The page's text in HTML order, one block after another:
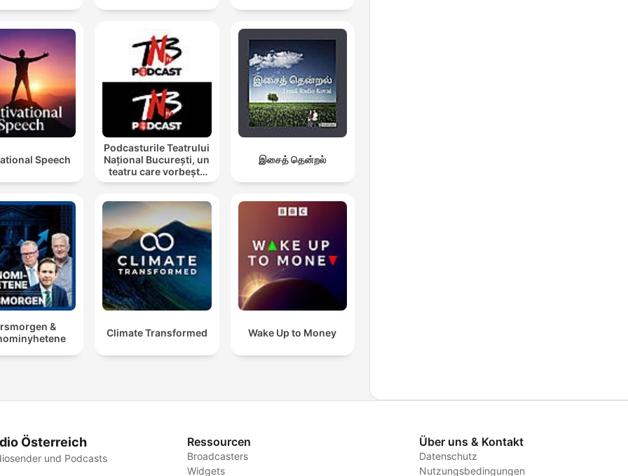
Speech
Podcasturile Teatrului
Național București, un
teatru care vorbește
cu tine
இசைத் தென்றல்
&
Climate Transformed Wake Up to Money
Österreich
und Podcasts
Ressourcen
Broadcasters
Widgets
Über uns & Kontakt
Datenschutz
Nutzungsbedingungen